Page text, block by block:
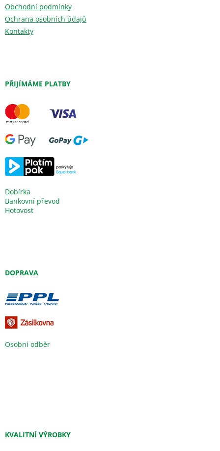
Obchodní podmínky
Ochrana osobních údajů
Kontakty
PŘIJÍMÁME PLATBY
Dobírka
Bankovní převod
Hotovost
DOPRAVA
Osobní odběr
KVALITNÍ VÝROBKY